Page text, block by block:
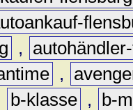
,
,
b-klasse ,
b-